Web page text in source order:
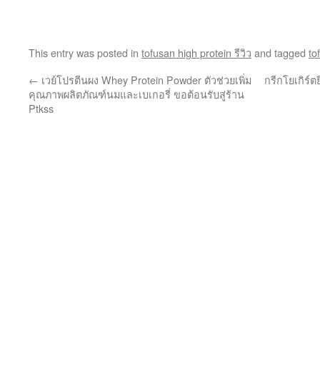
This entry was posted in tofusan high protein รีวิว and tagged
← เวย์โปรตีนผง Whey Protein Powder ตัวช่วยเพิ่ม
คุณภาพผลิตภัณฑ์นมและเบเกอรี่ ขอต้อนรับสู่ร้าน
Ptkss
กรีกโยเกิร์